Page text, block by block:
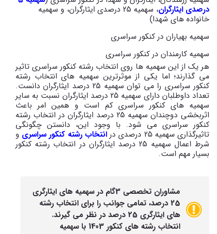
درصدی ایثارگران
، سهمیه 25 درصدی ایثارگران، و سهمیه
خانواده های شهدا)
سهمیه بهیاران در کنکور سراسری
سهمیه کارمندان در کنکور سراسری
هر یک از این سهمیه ها روی انتخاب رشته کنکور سراسری تاثیر
می گذارند؛ اما یکی از موثرترین سهمیه های انتخاب رشته
کنکور سراسری را می توان سهمیه 25 درصد ایثارگران دانست.
تعداد داوطلبان دارای سهمیه 25 درصد ایثارگران نسبت به سایر
سهمیه های کنکور سراسری کم است و همین امر باعث
اثربخشی دوچندان سهمیه 25 درصد ایثارگران در انتخاب رشته
کنکور سراسری می شود. با وجود این، دانستن چگونگی
تاثیرگذاری سهمیه 25 درصدی در
انتخاب رشته کنکور سراسری و
شرط اعمال سهمیه 25 درصد ایثارگران در انتخاب رشته کنکور
بسیار مهم است.
مشاوران تخصصی 3گام در سهمیه های ایثارگری
25 درصد، تمامی جوانب را برای انتخاب رشته
های ایثارگری 25 درصد در نظر می گیرند.
انتخاب رشته های کنکور 1403 با سهمیه